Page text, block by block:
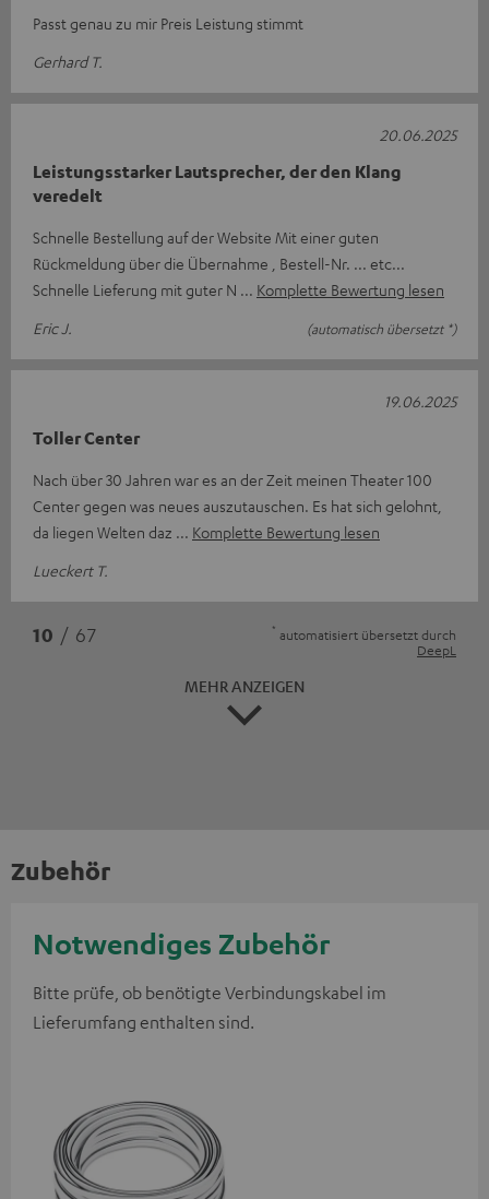
Passt genau zu mir Preis Leistung stimmt
Gerhard T.
Leistungsstarker Lautsprecher, der den Klang
veredelt
Schnelle Bestellung auf der Website Mit einer guten
Rückmeldung über die Übernahme , Bestell-Nr. ... etc...
Schnelle Lieferung mit guter N
Komplette Bewertung lesen
Eric J.
(automatisch übersetzt *)
20.06.2025
Toller Center
Nach über 30 Jahren war es an der Zeit meinen Theater 100
Center gegen was neues auszutauschen. Es hat sich gelohnt,
da liegen Welten daz
Komplette Bewertung lesen
Lueckert T.
19.06.2025
10 / 67 * automatisiert übersetzt durch
DeepL
MEHR ANZEIGEN
Zubehör
Notwendiges Zubehör
Bitte prüfe, ob benötigte Verbindungskabel im
Lieferumfang enthalten sind.